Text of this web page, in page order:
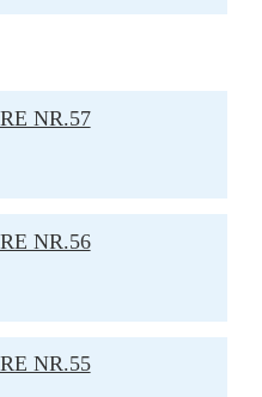
NR.57
NR.56
NR.55